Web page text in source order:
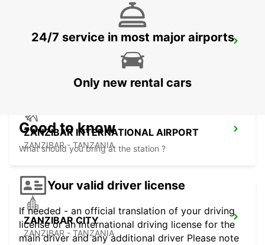
DAR ES SALAAM AIRPORT
DAR ES SALAAM - TANZANIA
ZANZIBAR INTERNATIONAL AIRPORT
ZANZIBAR - TANZANIA
ZANZIBAR CITY
ZANZIBAR - TANZANIA
24/7 service in most major airports
Only new rental cars
Good to know
What should you bring at the station ?
Your valid driver license
If needed - an official translation of your driving
license or an international driving license for the
main driver and any additional driver Please note